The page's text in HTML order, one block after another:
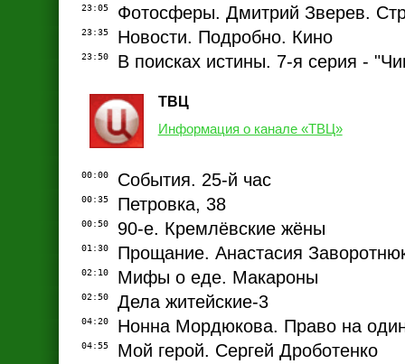
23:05 Фотосферы. Дмитрий Зверев.
23:35 Новости. Подробно. Кино
23:50 В поисках истины. 7-я серия -
ТВЦ
Информация о канале «ТВЦ»
00:00 События. 25-й час
00:35 Петровка, 38
00:50 90-е. Кремлёвские жёны
01:30 Прощание. Анастасия
02:10 Мифы о еде. Макароны
02:50 Дела житейские-3
04:20 Нонна Мордюкова. Право на
04:55 Мой герой. Сергей Дроботенко